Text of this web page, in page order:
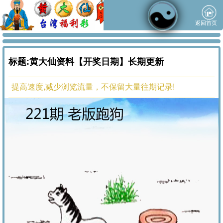
返回首页
标题:黄大仙资料【开奖日期】长期更新
提高速度,减少浏览流量，不保留大量往期记录!